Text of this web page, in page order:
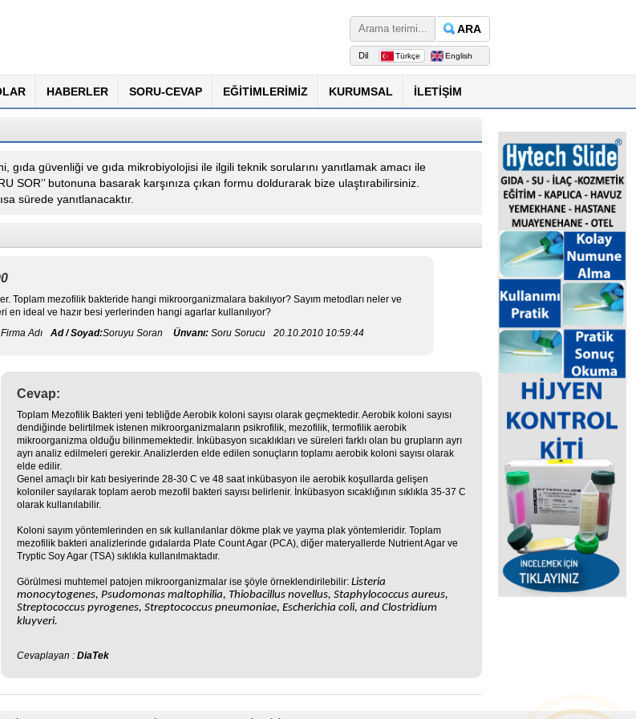
ARA
Dil Türkçe English
HABERLER SORU-CEVAP EĞİTİMLERİMİZ KURUMSAL İLETİŞİM
gıda güvenliği ve gıda mikrobiyolojisi ile ilgili teknik sorularını yanıtlamak amacı ile
SOR’’ butonuna basarak karşınıza çıkan formu doldurarak bize ulaştırabilirsiniz.
sürede yanıtlanacaktır.
Toplam mezofilik bakteride hangi mikroorganizmalara bakılıyor? Sayım metodları neler ve
en ideal ve hazır besi yerlerinden hangi agarlar kullanılıyor?
Firma Adı Ad / Soyad:Soruyu Soran Ünvanı: Soru Sorucu 20.10.2010 10:59:44
Cevap:
Toplam Mezofilik Bakteri yeni tebliğde Aerobik koloni sayısı olarak geçmektedir. Aerobik koloni sayısı
dendiğinde belirtilmek istenen mikroorganizmaların psikrofilik, mezofilik, termofilik aerobik
mikroorganizma olduğu bilinmemektedir. İnkübasyon sıcaklıkları ve süreleri farklı olan bu grupların ayrı
ayrı analiz edilmeleri gerekir. Analizlerden elde edilen sonuçların toplamı aerobik koloni sayısı olarak
elde edilir.
Genel amaçlı bir katı besiyerinde 28-30 C ve 48 saat inkübasyon ile aerobik koşullarda gelişen
koloniler sayılarak toplam aerob mezofil bakteri sayısı belirlenir. İnkübasyon sıcaklığının sıklıkla 35-37 C
olarak kullanılabilir.
Koloni sayım yöntemlerinden en sık kullanılanlar dökme plak ve yayma plak yöntemleridir. Toplam
mezofilik bakteri analizlerinde gıdalarda Plate Count Agar (PCA), diğer materyallerde Nutrient Agar ve
Tryptic Soy Agar (TSA) sıklıkla kullanılmaktadır.
Görülmesi muhtemel patojen mikroorganizmalar ise şöyle örneklendirilebilir: Listeria
monocytogenes, Psudomonas maltophilia, Thiobacillus novellus, Staphylococcus aureus,
Streptococcus pyrogenes, Streptococcus pneumoniae, Escherichia coli, and Clostridium
kluyveri.
Cevaplayan : DiaTek